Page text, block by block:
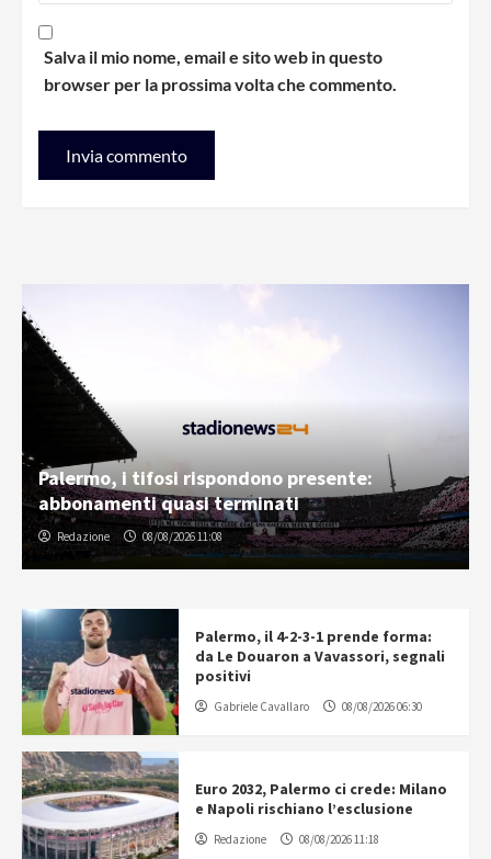
Salva il mio nome, email e sito web in questo
browser per la prossima volta che commento.
Palermo, i tifosi rispondono presente:
abbonamenti quasi terminati
Redazione 08/08/2026 11:08
Palermo, il 4-2-3-1 prende forma:
da Le Douaron a Vavassori, segnali
positivi
Gabriele Cavallaro 08/08/2026 06:30
Euro 2032, Palermo ci crede: Milano
e Napoli rischiano l’esclusione
Redazione 08/08/2026 11:18